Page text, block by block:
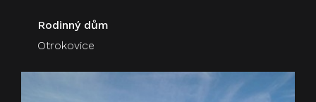
Rodinný dům
Otrokovice